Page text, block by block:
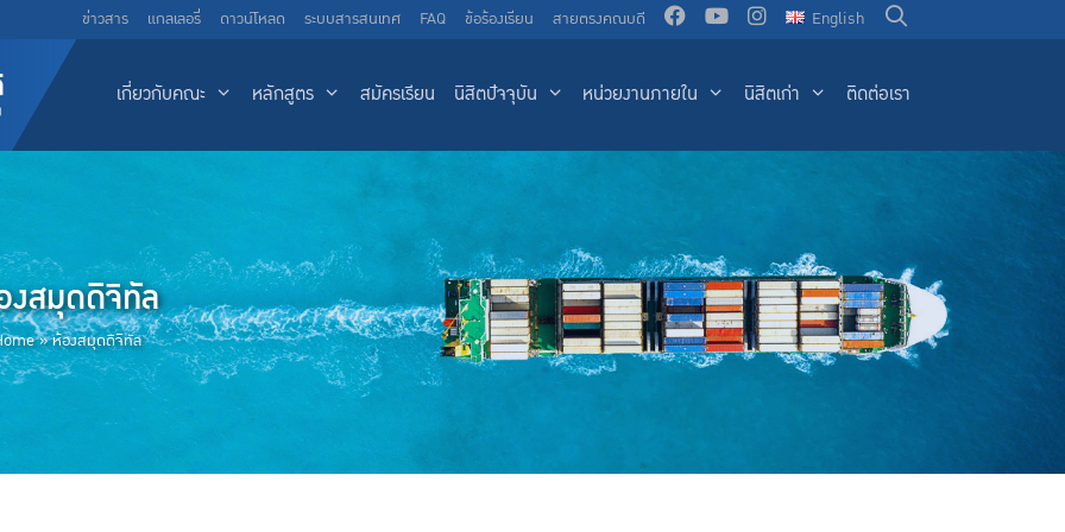
ข่าวสาร แกลเลอรี่ ดาวน์โหลด ระบบสารสนเทศ FAQ ข้อร้องเรียน สายตรงคณบดี English
เกี่ยวกับคณะ หลักสูตร สมัครเรียน นิสิตปัจจุบัน หน่วยงานภายใน นิสิตเก่า ติดต่อเรา
งสมุดดิจิทัล
»ห้องสมุดดิจิทัล